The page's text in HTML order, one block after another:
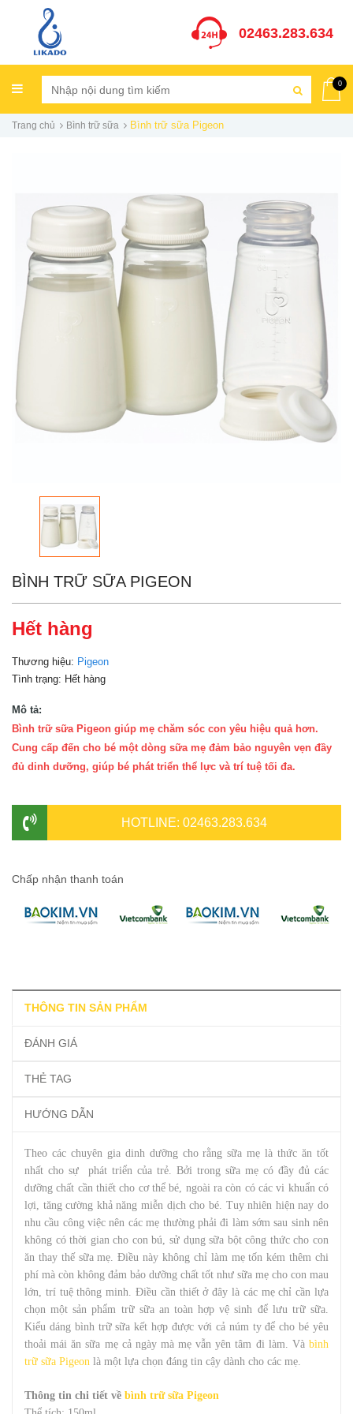
02463.283.634
0
Trang chủ Bình trữ sữa Bình trữ sữa Pigeon
BÌNH TRỮ SỮA PIGEON
Hết hàng
Thương hiệu: Pigeon
Tình trạng: Hết hàng
Mô tả:
Bình trữ sữa Pigeon giúp mẹ chăm sóc con yêu hiệu quả hơn.
Cung cấp đến cho bé một dòng sữa mẹ đảm bảo nguyên vẹn đầy
đủ dinh dưỡng, giúp bé phát triển thể lực và trí tuệ tối đa.
HOTLINE: 02463.283.634
Chấp nhận thanh toán
THÔNG TIN SẢN PHẨM
ĐÁNH GIÁ
THẺ TAG
HƯỚNG DẪN
Theo các chuyên gia dinh dưỡng cho rằng sữa mẹ là thức ăn tốt
nhất cho sự phát triển của trẻ. Bởi trong sữa mẹ có đầy đủ các
dưỡng chất cần thiết cho cơ thể bé, ngoài ra còn có các vi khuẩn có
lợi, tăng cường khả năng miễn dịch cho bé. Tuy nhiên hiện nay do
nhu cầu công việc nên các mẹ thường phải đi làm sớm sau sinh nên
không có thời gian cho con bú, sử dụng sữa bột công thức cho con
ăn thay thế sữa mẹ. Điều này không chỉ làm mẹ tốn kém thêm chi
phí mà còn không đảm bảo dưỡng chất tốt như sữa mẹ cho con mau
lớn, trí tuệ thông minh. Điều cần thiết ở đây là các mẹ chỉ cần lựa
chọn một sản phẩm trữ sữa an toàn hợp vệ sinh để lưu trữ sữa.
Kiểu dáng bình trữ sữa kết hợp được với cả núm ty để cho bé yêu
thoải mái ăn sữa mẹ cả ngày mà mẹ vẫn yên tâm đi làm. Và bình
trữ sữa Pigeon là một lựa chọn đáng tin cậy dành cho các mẹ.
Thông tin chi tiết về bình trữ sữa Pigeon